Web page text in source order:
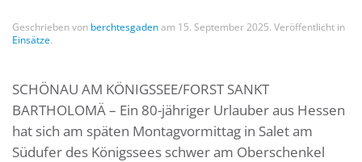
Geschrieben von berchtesgadenam 15. September 2025. Veröffentlicht in
Einsätze.
SCHÖNAU AM KÖNIGSSEE/FORST SANKT
BARTHOLOMÄ – Ein 80-jähriger Urlauber aus Hessen
hat sich am späten Montagvormittag in Salet am
Südufer des Königssees schwer am Oberschenkel